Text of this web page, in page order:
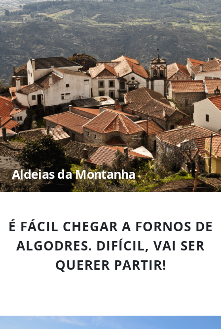
Aldeias da Montanha
É FÁCIL CHEGAR A FORNOS DE
ALGODRES. DIFÍCIL, VAI SER
QUERER PARTIR!